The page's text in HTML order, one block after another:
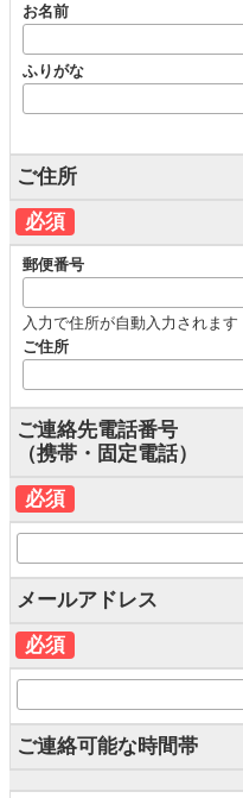
お名前
ふりがな
ご住所
必須
郵便番号
入力で住所が自動入力されます
ご住所
ご連絡先電話番号
（携帯・固定電話）
必須
メールアドレス
必須
ご連絡可能な時間帯